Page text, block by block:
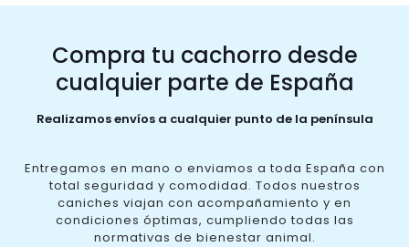
Compra tu cachorro desde
cualquier parte de España
Realizamos envíos a cualquier punto de la península
Entregamos en mano o enviamos a toda España con
total seguridad y comodidad. Todos nuestros
caniches viajan con acompañamiento y en
condiciones óptimas, cumpliendo todas las
normativas de bienestar animal.